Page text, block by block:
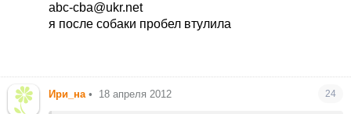
abc-cba@ukr.net
я после собаки пробел втулила
Ири_на • 18 апреля 2012 24